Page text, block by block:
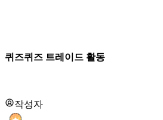
퀴즈퀴즈 트레이드 활동
작성자